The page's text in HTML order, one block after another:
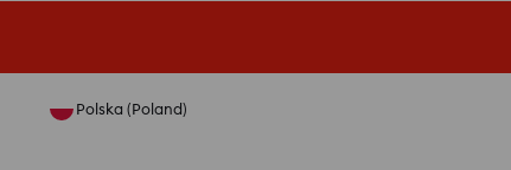
Polska (Poland)